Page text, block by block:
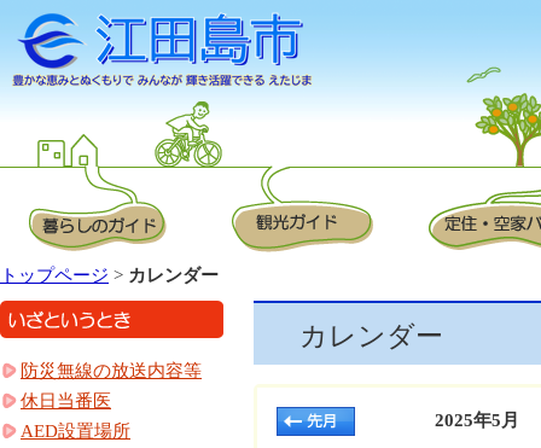
トップページ > カレンダー
カレンダー
2025年5月
防災無線の放送内容等
休日当番医
AED設置場所